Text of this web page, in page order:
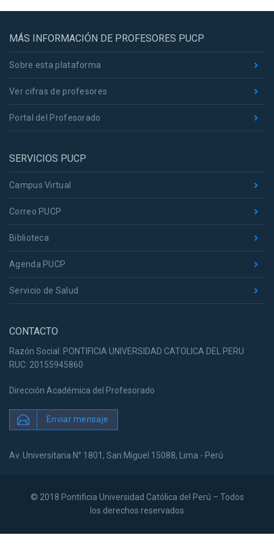
MÁS INFORMACIÓN DE PROFESORES PUCP
Sobre esta plataforma
Ver cifras de profesores
Portal del Profesorado
SERVICIOS PUCP
Campus Virtual
Correo PUCP
Biblioteca
Agenda PUCP
Servicio de Salud
CONTACTO
Razón Social: PONTIFICIA UNIVERSIDAD CATOLICA DEL PERU
RUC: 20155945860
Dirección Académica del Profesorado
Enviar mensaje
Av. Universitaria N° 1801, San Miguel 15088, Lima - Perú
© 2018 Pontificia Universidad Católica del Perú – Todos
los derechos reservados